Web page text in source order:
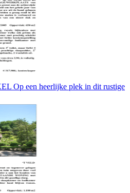
Op een heerlijke plek in dit rustige